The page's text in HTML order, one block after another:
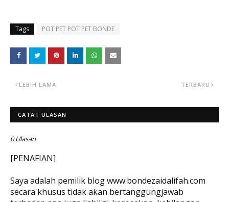
Tags POT PET POT PET BONDE
TERBARU
LEBIH LAMA
CATAT ULASAN
0 Ulasan
[PENAFIAN]
Saya adalah pemilik blog www.bondezaidalifah.com
secara khusus tidak akan bertanggungjawab